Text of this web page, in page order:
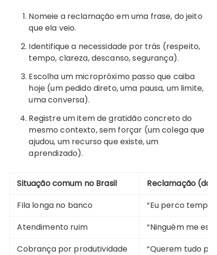
Nomeie a reclamação em uma frase, do jeito
que ela veio.
Identifique a necessidade por trás (respeito,
tempo, clareza, descanso, segurança).
Escolha um micropróximo passo que caiba
hoje (um pedido direto, uma pausa, um limite,
uma conversa).
Registre um item de gratidão concreto do
mesmo contexto, sem forçar (um colega que
ajudou, um recurso que existe, um
aprendizado).
Situação comum no Brasil
Reclamação
Fila longa no banco
“Eu perco tempo
Atendimento ruim
“Ninguém me
Cobrança por produtividade
“Querem tudo